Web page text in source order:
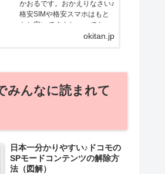
かおるです。おかえりなさい♪
格安SIMや格安スマホはもと
もと安いですよねー。でも！
どうせ契約するなら安くお得
かおるが調べた案件をこっ
そ...
okitan.jp
みんなに読まれて
日本一分かりやすい♪ドコモの
SPモードコンテンツの解除方
法（図解）